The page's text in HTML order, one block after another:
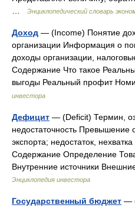
Энциклопедический словарь
Доход — (Income) Понятие
организации Информация о
доходы организации,
Содержание Что такое
выгоды Реальный профит
инвестора
Дефицит — (Deficit) Термин,
недостаточность
экспорта; недостаток,
Содержание Определение
Внутренние источники
Энциклопедия инвестора
Государственный бюджет —